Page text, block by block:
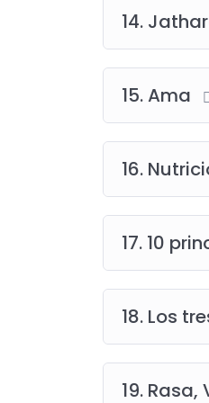
14.
15. Ama
16.
17. 10
18. Los
19.